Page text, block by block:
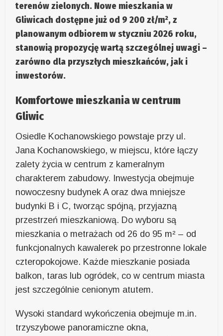
terenów zielonych. Nowe mieszkania w
Gliwicach dostępne już od 9 200 zł/m², z
planowanym odbiorem w styczniu 2026 roku,
stanowią propozycję wartą szczególnej uwagi –
zarówno dla przyszłych mieszkańców, jak i
inwestorów.
Komfortowe mieszkania w centrum
Gliwic
Osiedle Kochanowskiego powstaje przy ul.
Jana Kochanowskiego, w miejscu, które łączy
zalety życia w centrum z kameralnym
charakterem zabudowy. Inwestycja obejmuje
nowoczesny budynek A oraz dwa mniejsze
budynki B i C, tworząc spójną, przyjazną
przestrzeń mieszkaniową. Do wyboru są
mieszkania o metrażach od 26 do 95 m² – od
funkcjonalnych kawalerek po przestronne lokale
czteropokojowe. Każde mieszkanie posiada
balkon, taras lub ogródek, co w centrum miasta
jest szczególnie cenionym atutem.
Wysoki standard wykończenia obejmuje m.in.
trzyszybowe panoramiczne okna,